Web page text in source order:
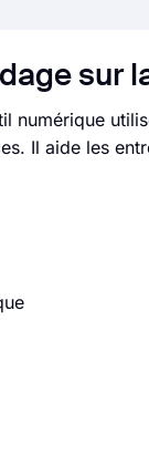
sur
numérique
Il aide les